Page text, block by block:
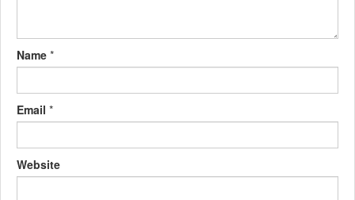
Name *
Email *
Website